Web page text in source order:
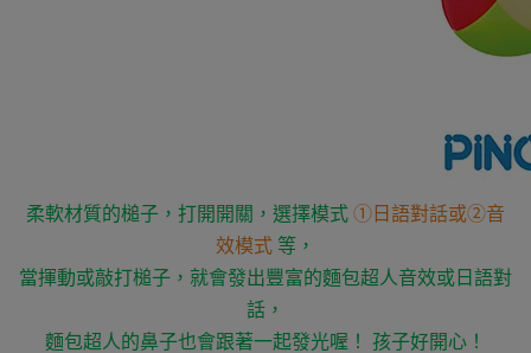
柔軟材質的槌子，打開開關，選擇模式 ①日語對話或②音
效模式 等，
當揮動或敲打槌子，就會發出豐富的麵包超人音效或日語對
話，
麵包超人的鼻子也會跟著一起發光喔！ 孩子好開心！